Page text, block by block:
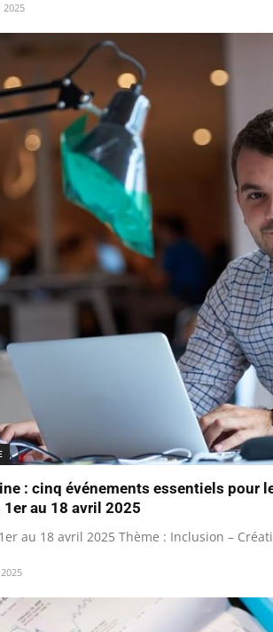
2025
: cinq événements essentiels pour
au 18 avril 2025
1er au 18 avril 2025 Thème : Inclusion –